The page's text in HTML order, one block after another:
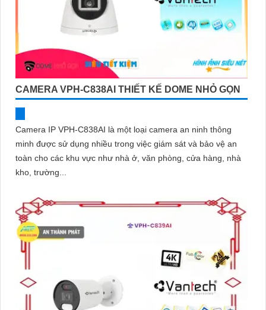
CAMERA VPH-C838AI THIẾT KẾ DOME NHỎ GỌN
Camera IP VPH-C838AI là một loại camera an ninh thông
minh được sử dụng nhiều trong việc giám sát và bảo vệ an
toàn cho các khu vực như nhà ở, văn phòng, cửa hàng, nhà
kho, trường...